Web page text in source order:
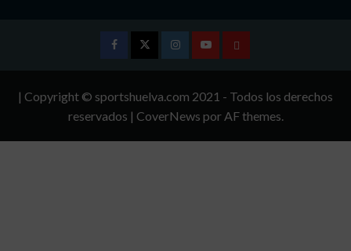
InstagramYoutubeTÉRMINOS
CONDICIONES
| Copyright © sportshuelva.com 2021 - Todos los derechos
reservados | CoverNews por AF themes.